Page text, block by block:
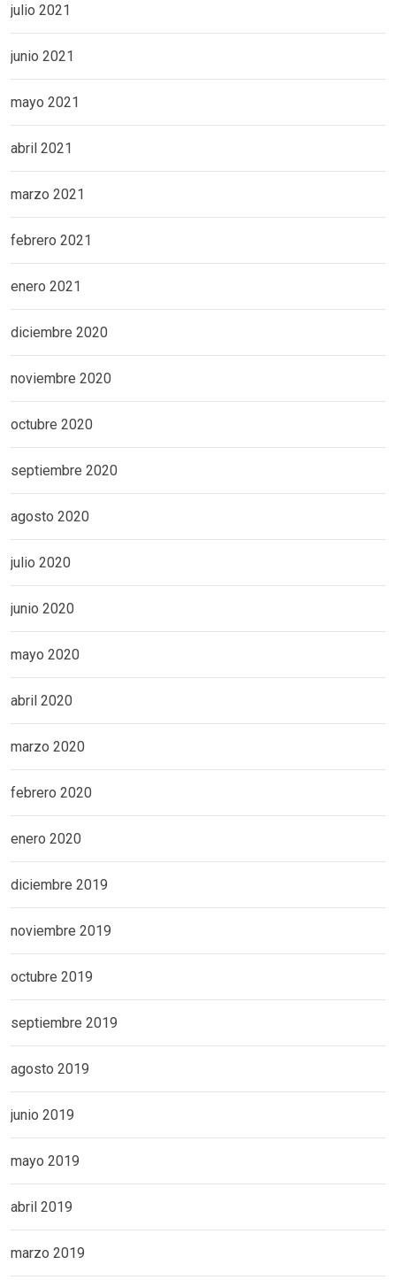
julio 2021
junio 2021
mayo 2021
abril 2021
marzo 2021
febrero 2021
enero 2021
diciembre 2020
noviembre 2020
octubre 2020
septiembre 2020
agosto 2020
julio 2020
junio 2020
mayo 2020
abril 2020
marzo 2020
febrero 2020
enero 2020
diciembre 2019
noviembre 2019
octubre 2019
septiembre 2019
agosto 2019
junio 2019
mayo 2019
abril 2019
marzo 2019